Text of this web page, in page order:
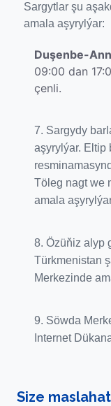
Sargytlar şu
amala aşyrylýar:
Duşenbe-
09:00 dan
çenli.
7. Sargydy
aşyrylýar. Eltip
Töleg nagt we
amala
8. Özüňiz alyp
Türkmenistan
Merkezinde
9. Söwda
Internet
Size